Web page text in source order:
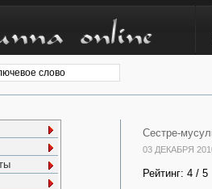
Сестре-
03 ДЕКАБРЯ
Рейтинг: 4 / 5